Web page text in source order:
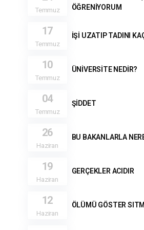
Temmuz
ÖĞRENİYORUM
17
Temmuz
İŞİ UZATIP TADINI
10
Temmuz
ÜNİVERSİTE NEDİR?
04
Temmuz
ŞİDDET
26
Haziran
BU BAKANLARLA
19
Haziran
GERÇEKLER ACIDIR
12
Haziran
ÖLÜMÜ GÖSTER